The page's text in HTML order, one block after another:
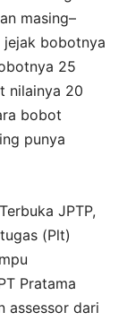
masing–
jejak bobotnya
25
nilainya 20
bobot
punya
JPTP,
(Plt)
Pratama
assessor dari